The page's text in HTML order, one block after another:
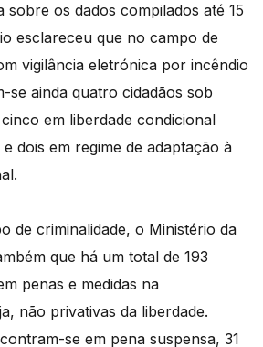
sobre os dados compilados até 15
esclareceu que no campo de
vigilância eletrónica por incêndio
se ainda quatro cidadãos sob
em liberdade condicional
dois em regime de adaptação à
de criminalidade, o Ministério da
que há um total de 193
penas e medidas na
não privativas da liberdade.
se em pena suspensa, 31